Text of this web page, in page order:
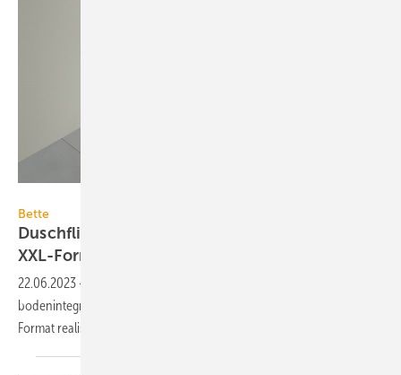
Bette
Duschfliese aus glasiertem Titan-Stahl bis zum
XXL-Format
22.06.2023 -
bodenintegrierte Duschplätze aus glasiertem Titan-Stahl bis zum XXL-
Format realisiert